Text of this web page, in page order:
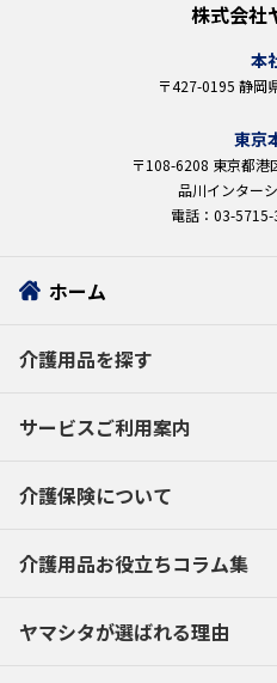
株式会社
本
〒427-0195 静岡
東京
〒108-6208 東京都港
品川インター
電話：03-5715-
ホーム
介護用品を探す
サービスご利用案内
介護保険について
介護用品お役立ちコラム集
ヤマシタが選ばれる理由